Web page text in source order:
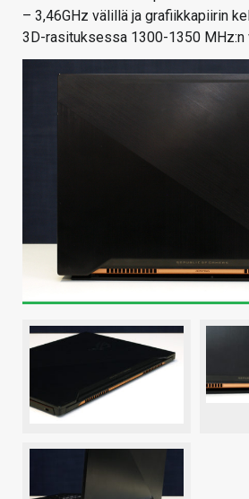
– 3,46GHz välillä ja grafiikkapiirin
3D-rasituksessa 1300-1350 MHz:n